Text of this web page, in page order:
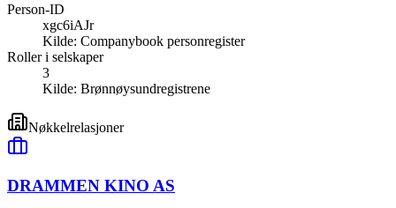
Person-ID
xgc6iAJr
Kilde: Companybook personregister
Roller i selskaper
3
Kilde: Brønnøysundregistrene
Nøkkelrelasjoner
DRAMMEN KINO AS